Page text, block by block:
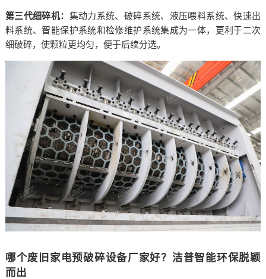
第三代细碎机： 集动力系统、破碎系统、液压喂料系统、快速出
料系统、智能保护系统和检修维护系统集成为一体，更利于二次
细破碎，使颗粒更均匀，便于后续分选。
哪个废旧家电预破碎设备厂家好？洁普智能环保脱颖
而出